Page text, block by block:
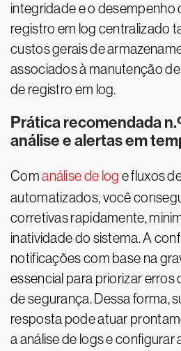
integridade e o desempenho
registro em log centralizado
custos gerais de
associados à manutenção
de registro em log.
Prática recomendada
análise e alertas em
Comanálise de log e fluxos
automatizados, você
corretivas rapidamente,
inatividade do sistema. A
notificações com base na
essencial para priorizar erros
de segurança. Dessa forma,
resposta pode atuar
a análise de logs e configurar